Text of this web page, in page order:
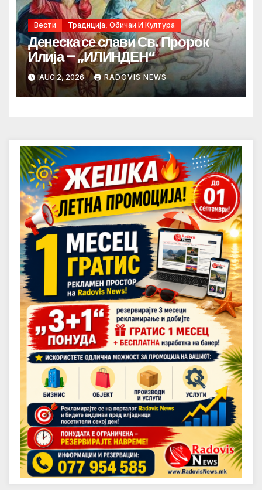
Вести Традиција, Обичаи И Култура
Денеска се слави Св. Пророк
Илија – „ИЛИНДЕН“
AUG 2, 2026 RADOVIS NEWS